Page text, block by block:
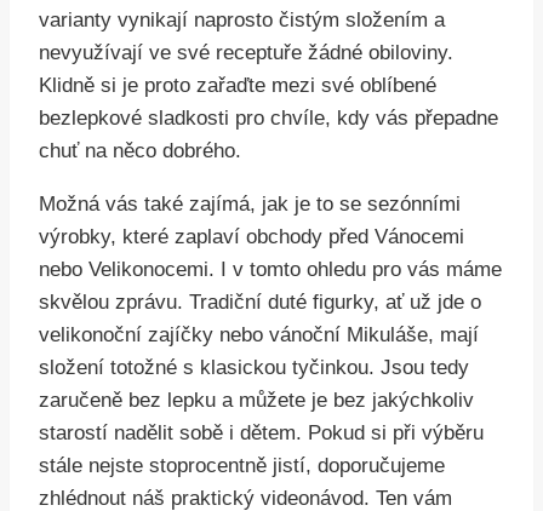
varianty vynikají naprosto čistým složením a
nevyužívají ve své receptuře žádné obiloviny.
Klidně si je proto zařaďte mezi své oblíbené
bezlepkové sladkosti pro chvíle, kdy vás přepadne
chuť na něco dobrého.
Možná vás také zajímá, jak je to se sezónními
výrobky, které zaplaví obchody před Vánocemi
nebo Velikonocemi. I v tomto ohledu pro vás máme
skvělou zprávu. Tradiční duté figurky, ať už jde o
velikonoční zajíčky nebo vánoční Mikuláše, mají
složení totožné s klasickou tyčinkou. Jsou tedy
zaručeně bez lepku a můžete je bez jakýchkoliv
starostí nadělit sobě i dětem. Pokud si při výběru
stále nejste stoprocentně jistí, doporučujeme
zhlédnout náš praktický videonávod. Ten vám